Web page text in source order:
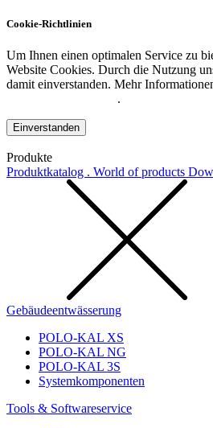
Cookie-Richtlinien
Um Ihnen einen optimalen Service zu
Website Cookies. Durch die Nutzung
damit einverstanden. Mehr
.
Einverstanden
Produkte
Produktkatalog . World of products
Gebäudeentwässerung
POLO-KAL XS
POLO-KAL NG
POLO-KAL 3S
Systemkomponenten
Tools & Softwareservice